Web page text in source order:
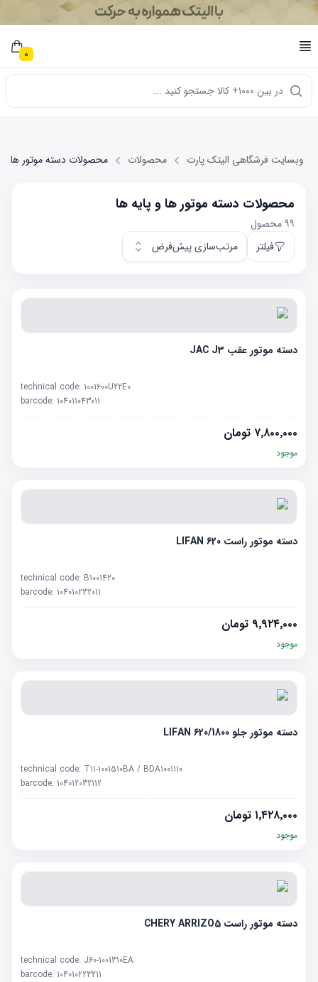
0
در بین ۱۰۰۰+ کالا جستجو کنید ...
وبسایت فرشگاهی الیتک پارت محصولات محصولات دسته موتور ها و
محصولات دسته موتور ها و پایه ها
۹۹محصول
فیلتر
مرتب‌سازی پیش‌فرض
دسته موتور عقب JAC J3
technical code: 1001600U22E0
barcode: 104011043011
۷٬۸۰۰٬۰۰۰ تومان
موجود
دسته موتور راست LIFAN 620
technical code: B1001420
barcode: 104010232011
۹٬۹۲۴٬۰۰۰ تومان
موجود
دسته موتور جلو LIFAN 620/1800
technical code: T11-1001510BA / BDA1001110
barcode: 104012032112
۱٬۴۲۸٬۰۰۰ تومان
موجود
دسته موتور راست CHERY ARRIZO5
technical code: J60-1001310EA
barcode: 104010223211